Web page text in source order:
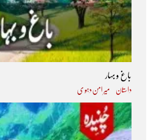
باغ و بہار
داستان میر امن دہو ی